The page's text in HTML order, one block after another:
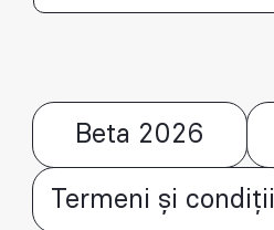
Beta 2026
Termeni și condiții